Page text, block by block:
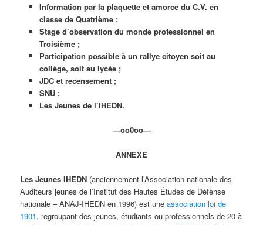
Information par la plaquette et amorce du C.V. en
classe de Quatrième ;
Stage d’observation du monde professionnel en
Troisième ;
Participation possible à un rallye citoyen soit au
collège, soit au lycée ;
JDC et recensement ;
SNU ;
Les Jeunes de l’IHEDN.
—oo0oo—
ANNEXE
Les Jeunes IHEDN (anciennement l’Association nationale des
Auditeurs jeunes de l’Institut des Hautes Études de Défense
nationale – ANAJ-IHEDN en 1996) est uneassociation loi de
1901, regroupant des jeunes, étudiants ou professionnels de 20 à